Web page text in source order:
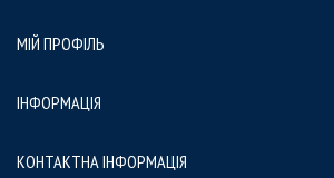
МІЙ ПРОФІЛЬ
ІНФОРМАЦІЯ
КОНТАКТНА ІНФОРМАЦІЯ